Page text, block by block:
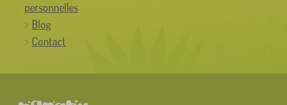
personnelles
Blog
Contact